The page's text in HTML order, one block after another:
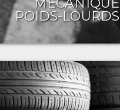
POIDS-LOURDS